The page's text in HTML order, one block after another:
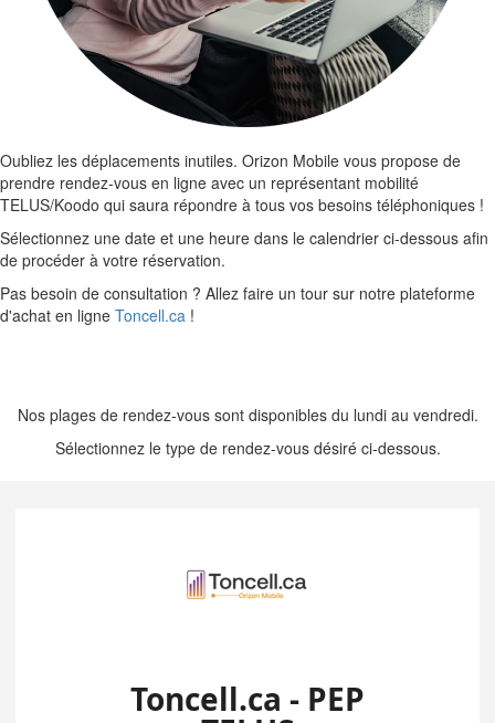
Oubliez les déplacements inutiles. Orizon Mobile vous propose de
prendre rendez-vous en ligne avec un représentant mobilité
TELUS/Koodo qui saura répondre à tous vos besoins téléphoniques !
Sélectionnez une date et une heure dans le calendrier ci-dessous afin
de procéder à votre réservation.
Pas besoin de consultation ? Allez faire un tour sur notre plateforme
d'achat en ligne Toncell.ca !
Nos plages de rendez-vous sont disponibles du lundi au vendredi.
Sélectionnez le type de rendez-vous désiré ci-dessous.